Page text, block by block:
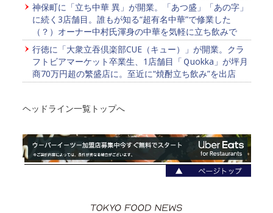
神保町に「立ち中華 異」が開業。「あつ盛」「あの字」
に続く3店舗目。誰もが知る“超有名中華”で修業した
（？）オーナー中村氏渾身の中華を気軽に立ち飲みで
行徳に「大衆立吞倶楽部CUE（キュー）」が開業。クラ
フトビアマーケット卒業生、1店舗目「Ｑuokka」が坪月
商70万円超の繁盛店に。至近に“焼酎立ち飲み”を出店
ヘッドライン一覧トップへ